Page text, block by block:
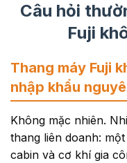
Câu hỏi
Fuji
Thang máy Fuji
nhập khẩu
Không mặc nhiên.
thang liên doanh:
cabin và cơ khí gia